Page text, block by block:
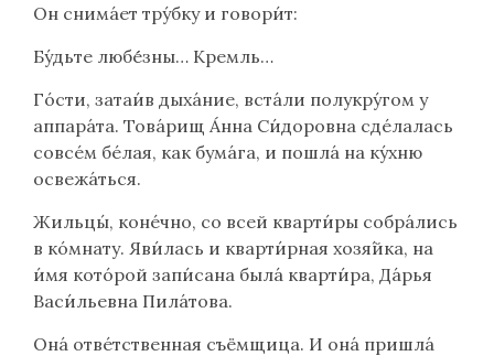
Он снима́ет тру́бку и говори́т:
Бу́дьте любе́́зны… Кремль…
Го́сти, затаи́в дыха́ние, вста́ли полукру́гом у
аппара́та. Това́рищ А́нна Си́доровна сде́лалась
совсе́м бе́лая, как бума́га, и пошла́ на ку́хню
освежа́ться.
Жильцы́, коне́чно, со всей кварти́ры собра́лись
в ко́мнату. Яви́лась и кварти́рная хозя́йка, на
и́мя кото́рой запи́сана была́ кварти́ра, Да́рья
Васи́льевна Пила́това.
Она́ отве́тственная съёмщица. И она́ пришла́